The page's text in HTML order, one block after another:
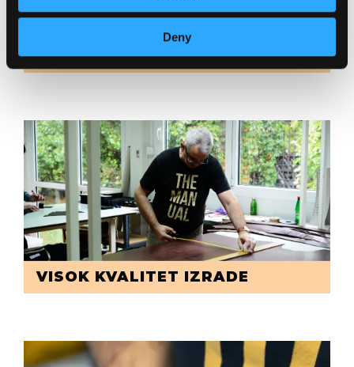
Deny
KOŽA VRHUNSKOG KVALITETA
VISOK KVALITET IZRADE